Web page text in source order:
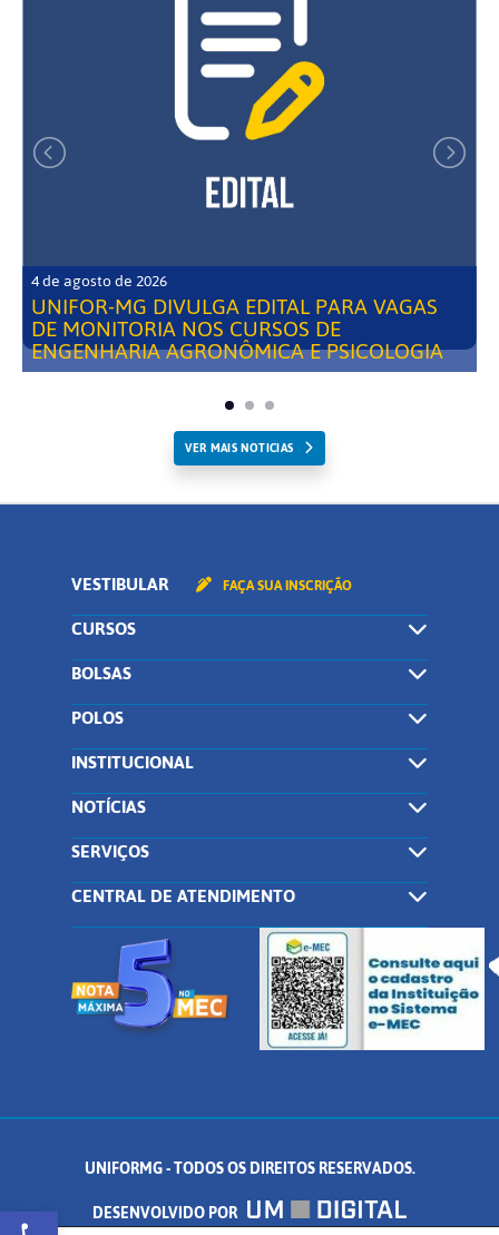
Abrir a barra de ferramentas
4 de agosto de 2026
UNIFOR-MG DIVULGA EDITAL PARA VAGAS
DE MONITORIA NOS CURSOS DE
ENGENHARIA AGRONÔMICA E PSICOLOGIA
VER MAIS NOTICIAS
VESTIBULAR FAÇA SUA INSCRIÇÃO
CURSOS
BOLSAS
POLOS
INSTITUCIONAL
NOTÍCIAS
SERVIÇOS
CENTRAL DE ATENDIMENTO
UNIFORMG - TODOS OS DIREITOS RESERVADOS.
DESENVOLVIDO POR